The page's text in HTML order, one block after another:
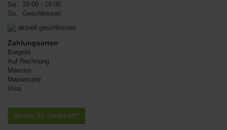
Sa.
10:00 - 18:00
So.
Geschlossen
aktuell geschlossen
Zahlungsarten
Bargeld
Auf Rechnung
Maestro
Mastercard
Visa
Ist das Ihr Geschäft?